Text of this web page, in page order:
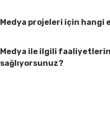
Medya projeleri için hangi
Medya ile ilgili
sağlıyorsunuz?